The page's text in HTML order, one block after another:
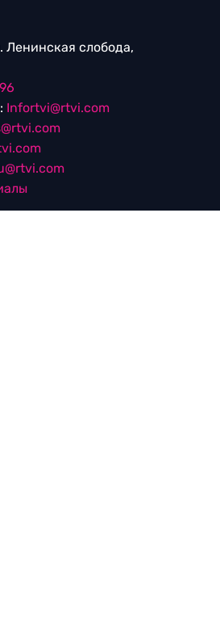
Ленинская слобода,
Infortvi@rtvi.com